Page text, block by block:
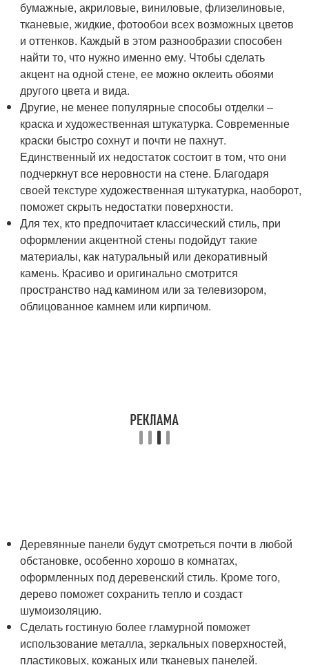
бумажные, акриловые, виниловые, флизелиновые,
тканевые, жидкие, фотообои всех возможных цветов
и оттенков. Каждый в этом разнообразии способен
найти то, что нужно именно ему. Чтобы сделать
акцент на одной стене, ее можно оклеить обоями
другого цвета и вида.
Другие, не менее популярные способы отделки –
краска и художественная штукатурка. Современные
краски быстро сохнут и почти не пахнут.
Единственный их недостаток состоит в том, что они
подчеркнут все неровности на стене. Благодаря
своей текстуре художественная штукатурка, наоборот,
поможет скрыть недостатки поверхности.
Для тех, кто предпочитает классический стиль, при
оформлении акцентной стены подойдут такие
материалы, как натуральный или декоративный
камень. Красиво и оригинально смотрится
пространство над камином или за телевизором,
облицованное камнем или кирпичом.
Деревянные панели будут смотреться почти в любой
обстановке, особенно хорошо в комнатах,
оформленных под деревенский стиль. Кроме того,
дерево поможет сохранить тепло и создаст
шумоизоляцию.
Сделать гостиную более гламурной поможет
использование металла, зеркальных поверхностей,
пластиковых, кожаных или тканевых панелей.